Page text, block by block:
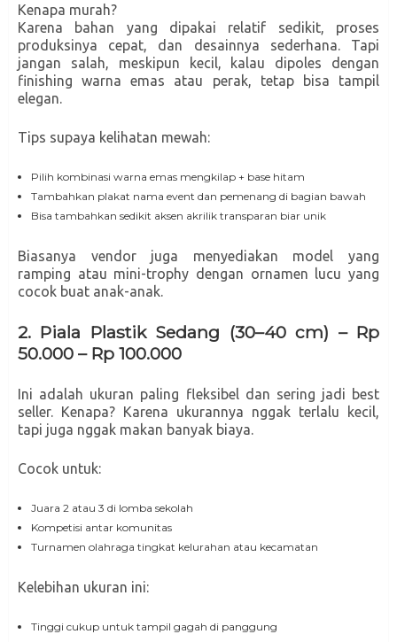
Kenapa murah?
Karena bahan yang dipakai relatif sedikit, proses
produksinya cepat, dan desainnya sederhana. Tapi
jangan salah, meskipun kecil, kalau dipoles dengan
finishing warna emas atau perak, tetap bisa tampil
elegan.
Tips supaya kelihatan mewah:
Pilih kombinasi warna emas mengkilap + base hitam
Tambahkan plakat nama event dan pemenang di bagian bawah
Bisa tambahkan sedikit aksen akrilik transparan biar unik
Biasanya vendor juga menyediakan model yang
ramping atau mini-trophy dengan ornamen lucu yang
cocok buat anak-anak.
2. Piala Plastik Sedang (30–40 cm) – Rp
50.000 – Rp 100.000
Ini adalah ukuran paling fleksibel dan sering jadi best
seller. Kenapa? Karena ukurannya nggak terlalu kecil,
tapi juga nggak makan banyak biaya.
Cocok untuk:
Juara 2 atau 3 di lomba sekolah
Kompetisi antar komunitas
Turnamen olahraga tingkat kelurahan atau kecamatan
Kelebihan ukuran ini:
Tinggi cukup untuk tampil gagah di panggung